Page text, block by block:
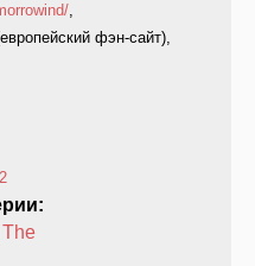
,
фэн-сайт),